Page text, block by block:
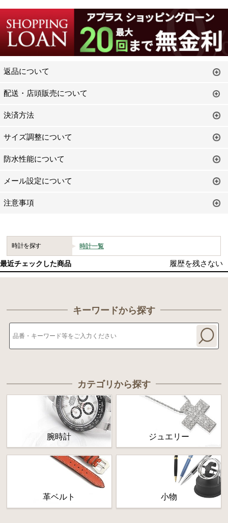
返品について
配送・店頭販売について
決済方法
サイズ調整について
防水性能について
メール設定について
注意事項
時計を探す 時計一覧
最近チェックした商品 履歴を残さない
キーワードから探す
カテゴリから探す
腕時計 ジュエリー
革ベルト 小物